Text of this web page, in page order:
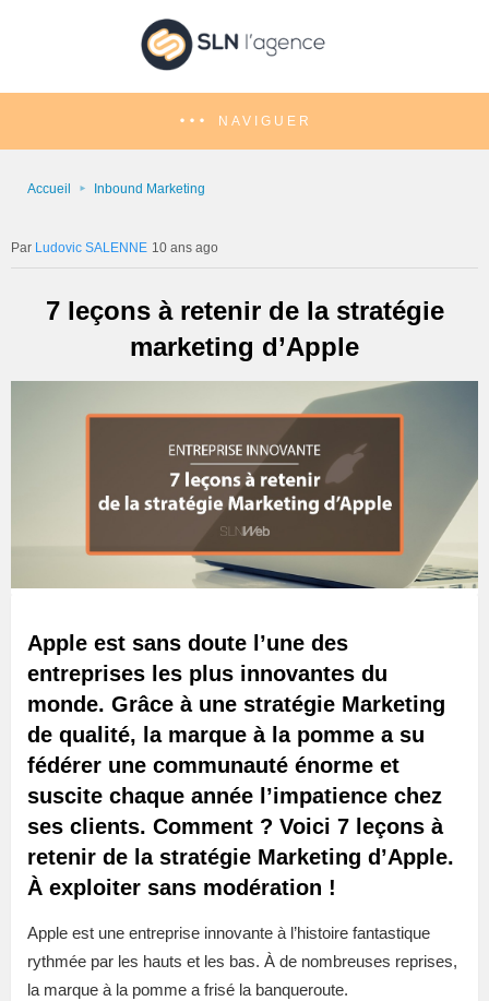
NAVIGUER
Accueil Inbound Marketing
Ludovic SALENNE 10 ans ago
7 leçons à retenir de la stratégie
marketing d’Apple
Apple est sans doute l’une des
entreprises les plus innovantes du
monde. Grâce à une stratégie Marketing
de qualité, la marque à la pomme a su
fédérer une communauté énorme et
suscite chaque année l’impatience chez
ses clients. Comment ? Voici 7 leçons à
retenir de la stratégie Marketing d’Apple.
À exploiter sans modération !
Apple est une entreprise innovante à l’histoire fantastique
rythmée par les hauts et les bas. À de nombreuses reprises,
la marque à la pomme a frisé la banqueroute.